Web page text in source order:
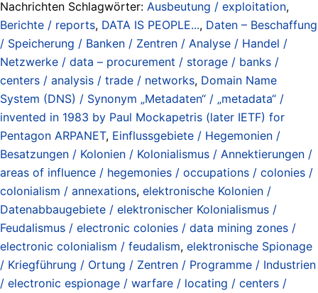
Nachrichten Schlagwörter: Ausbeutung / exploitation,
Berichte / reports, DATA IS PEOPLE..., Daten – Beschaffung
/ Speicherung / Banken / Zentren / Analyse / Handel /
Netzwerke / data – procurement / storage / banks /
centers / analysis / trade / networks, Domain Name
System (DNS) / Synonym „Metadaten“ / „metadata“ /
invented in 1983 by Paul Mockapetris (later IETF) for
Pentagon ARPANET, Einflussgebiete / Hegemonien /
Besatzungen / Kolonien / Kolonialismus / Annektierungen /
areas of influence / hegemonies / occupations / colonies /
colonialism / annexations, elektronische Kolonien /
Datenabbaugebiete / elektronischer Kolonialismus /
Feudalismus / electronic colonies / data mining zones /
electronic colonialism / feudalism, elektronische Spionage
/ Kriegführung / Ortung / Zentren / Programme / Industrien
/ electronic espionage / warfare / locating / centers /